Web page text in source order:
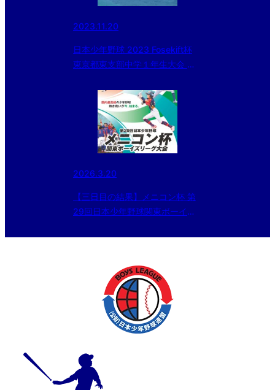
2023.11.20
日本少年野球 2023 Fosekift杯
東京都東支部中学１年生大会 二
2026.3.20
【三日目の結果】メニコン杯 第
29回日本少年野球関東ボーイズ